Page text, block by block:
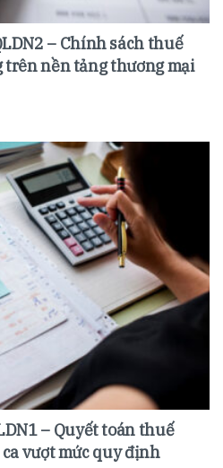
– Chính sách thuế
trên nền tảng thương mại
– Quyết toán thuế
vượt mức quy định